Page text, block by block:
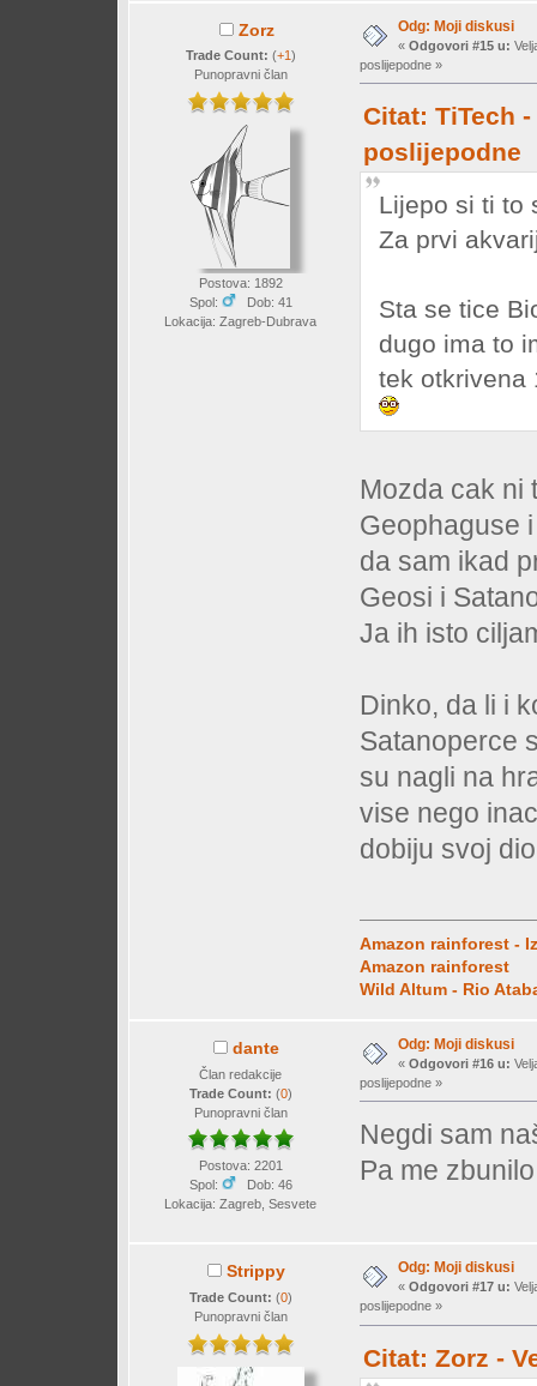
Zorz
Trade Count: (+1 )
Punopravni član
Postova: 1892
Spol:
Dob: 41
Lokacija: Zagreb-Dubrava
Odg: Moji diskusi
« Odgovori #15 u:
poslijepodne »
Citat: TiTech
poslijepodne
Lijepo si ti
Za prvi
Sta se tice
dugo ima to
tek
Mozda cak ni
Geophaguse
da sam ikad
Geosi i
Ja ih isto
Dinko, da li i
Satanoperce
su nagli na
vise nego
dobiju svoj
Amazon rainforest -
Amazon rainforest
Wild Altum - Rio
dante
Član redakcije
Trade Count: (0)
Punopravni član
Postova: 2201
Spol:
Dob: 46
Lokacija: Zagreb, Sesvete
Odg: Moji diskusi
« Odgovori #16 u:
poslijepodne »
Negdi sam
Pa me
Strippy
Trade Count: (0)
Punopravni član
Odg: Moji diskusi
« Odgovori #17 u:
poslijepodne »
Citat: Zorz -